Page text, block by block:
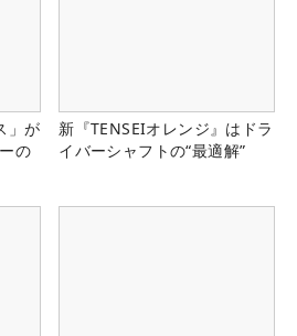
」が
の
新『TENSEIオレンジ』はドラ
イバーシャフトの“最適解”